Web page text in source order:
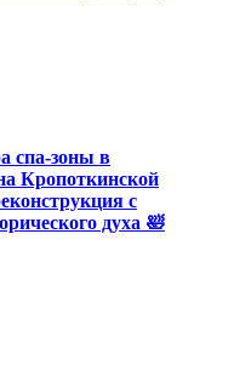
спа-зоны в
Кропоткинской
с
духа 🛀